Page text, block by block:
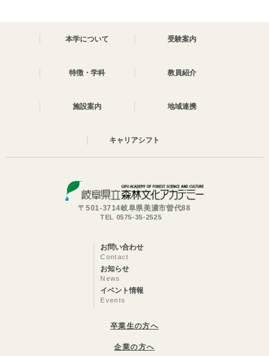
本学について 受験案内
特徴・学科 教員紹介
施設案内 地域連携
キャリアシフト
〒501-3714岐阜県美濃市曽代88
TEL 0575-35-2525
お問い合わせ
Contact
お知らせ
News
イベント情報
Events
卒業生の方へ
企業の方へ